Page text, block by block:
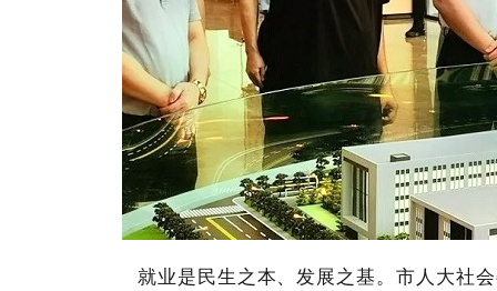
就业是民生之本、发展之基。市人大社